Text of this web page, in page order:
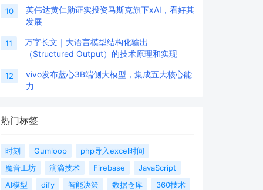
10
英伟达黄仁勋证实投资马斯克旗下xAI，看好其
发展
11
万字长文｜大语言模型结构化输出
（Structured Output）的技术原理和实现
12
vivo发布蓝心3B端侧大模型，集成五大核心能
力
热门标签
时刻 Gumloop
php导入excel时间
魔音工坊
滴滴技术 Firebase
JavaScript
AI模型
dify 智能决策 数据仓库
360技术